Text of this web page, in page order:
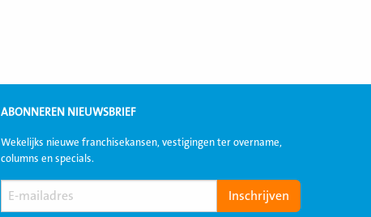
ABONNEREN NIEUWSBRIEF
Wekelijks nieuwe franchisekansen, vestigingen ter overname,
columns en specials.